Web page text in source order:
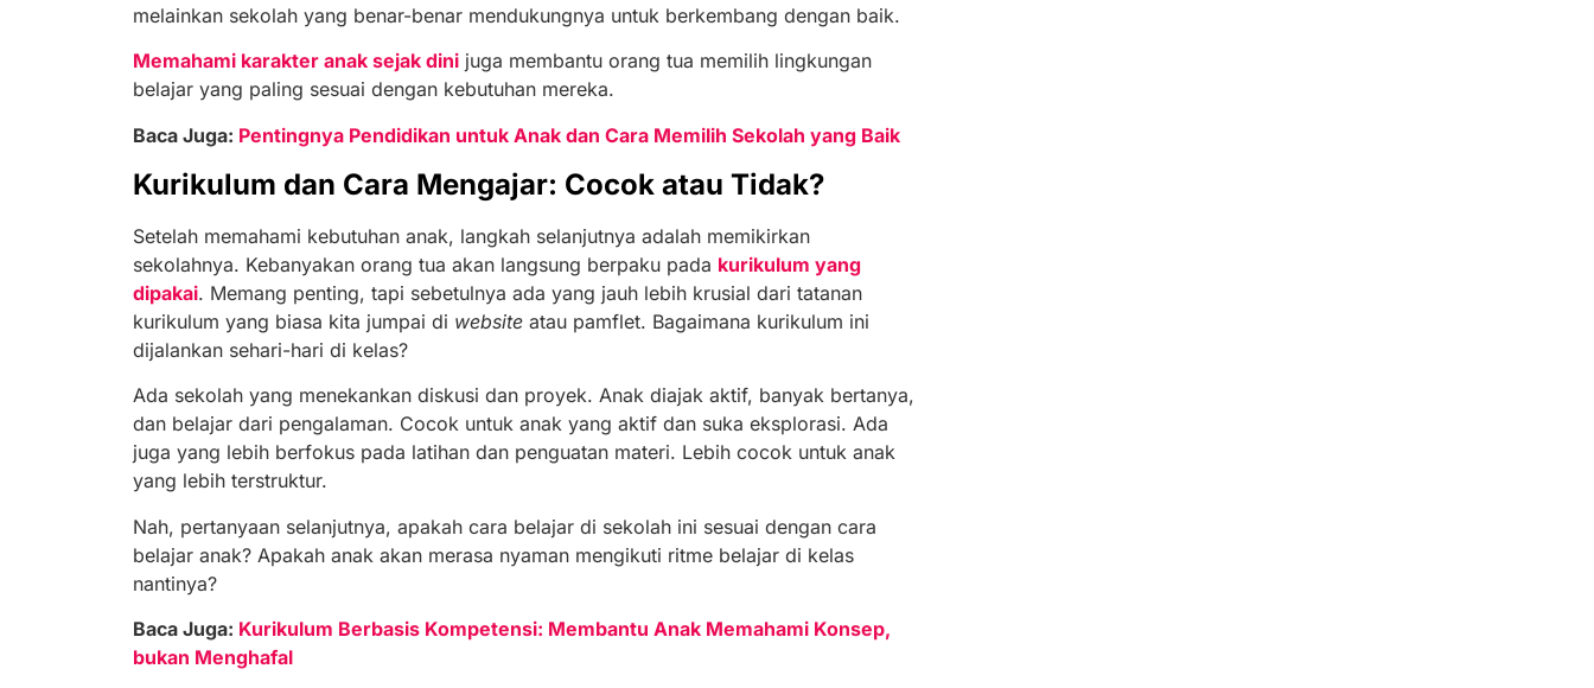
melainkan sekolah yang benar-benar mendukungnya untuk berkembang dengan baik.
Memahami karakter anak sejak dini juga membantu orang tua memilih lingkungan
belajar yang paling sesuai dengan kebutuhan mereka.
Baca Juga: Pentingnya Pendidikan untuk Anak dan Cara Memilih Sekolah yang Baik
Kurikulum dan Cara Mengajar: Cocok atau Tidak?
Setelah memahami kebutuhan anak, langkah selanjutnya adalah memikirkan
sekolahnya. Kebanyakan orang tua akan langsung berpaku pada kurikulum yang
dipakai. Memang penting, tapi sebetulnya ada yang jauh lebih krusial dari tatanan
kurikulum yang biasa kita jumpai di website atau pamflet. Bagaimana kurikulum ini
dijalankan sehari-hari di kelas?
Ada sekolah yang menekankan diskusi dan proyek. Anak diajak aktif, banyak bertanya,
dan belajar dari pengalaman. Cocok untuk anak yang aktif dan suka eksplorasi. Ada
juga yang lebih berfokus pada latihan dan penguatan materi. Lebih cocok untuk anak
yang lebih terstruktur.
Nah, pertanyaan selanjutnya, apakah cara belajar di sekolah ini sesuai dengan cara
belajar anak? Apakah anak akan merasa nyaman mengikuti ritme belajar di kelas
nantinya?
Baca Juga: Kurikulum Berbasis Kompetensi: Membantu Anak Memahami Konsep,
bukan Menghafal